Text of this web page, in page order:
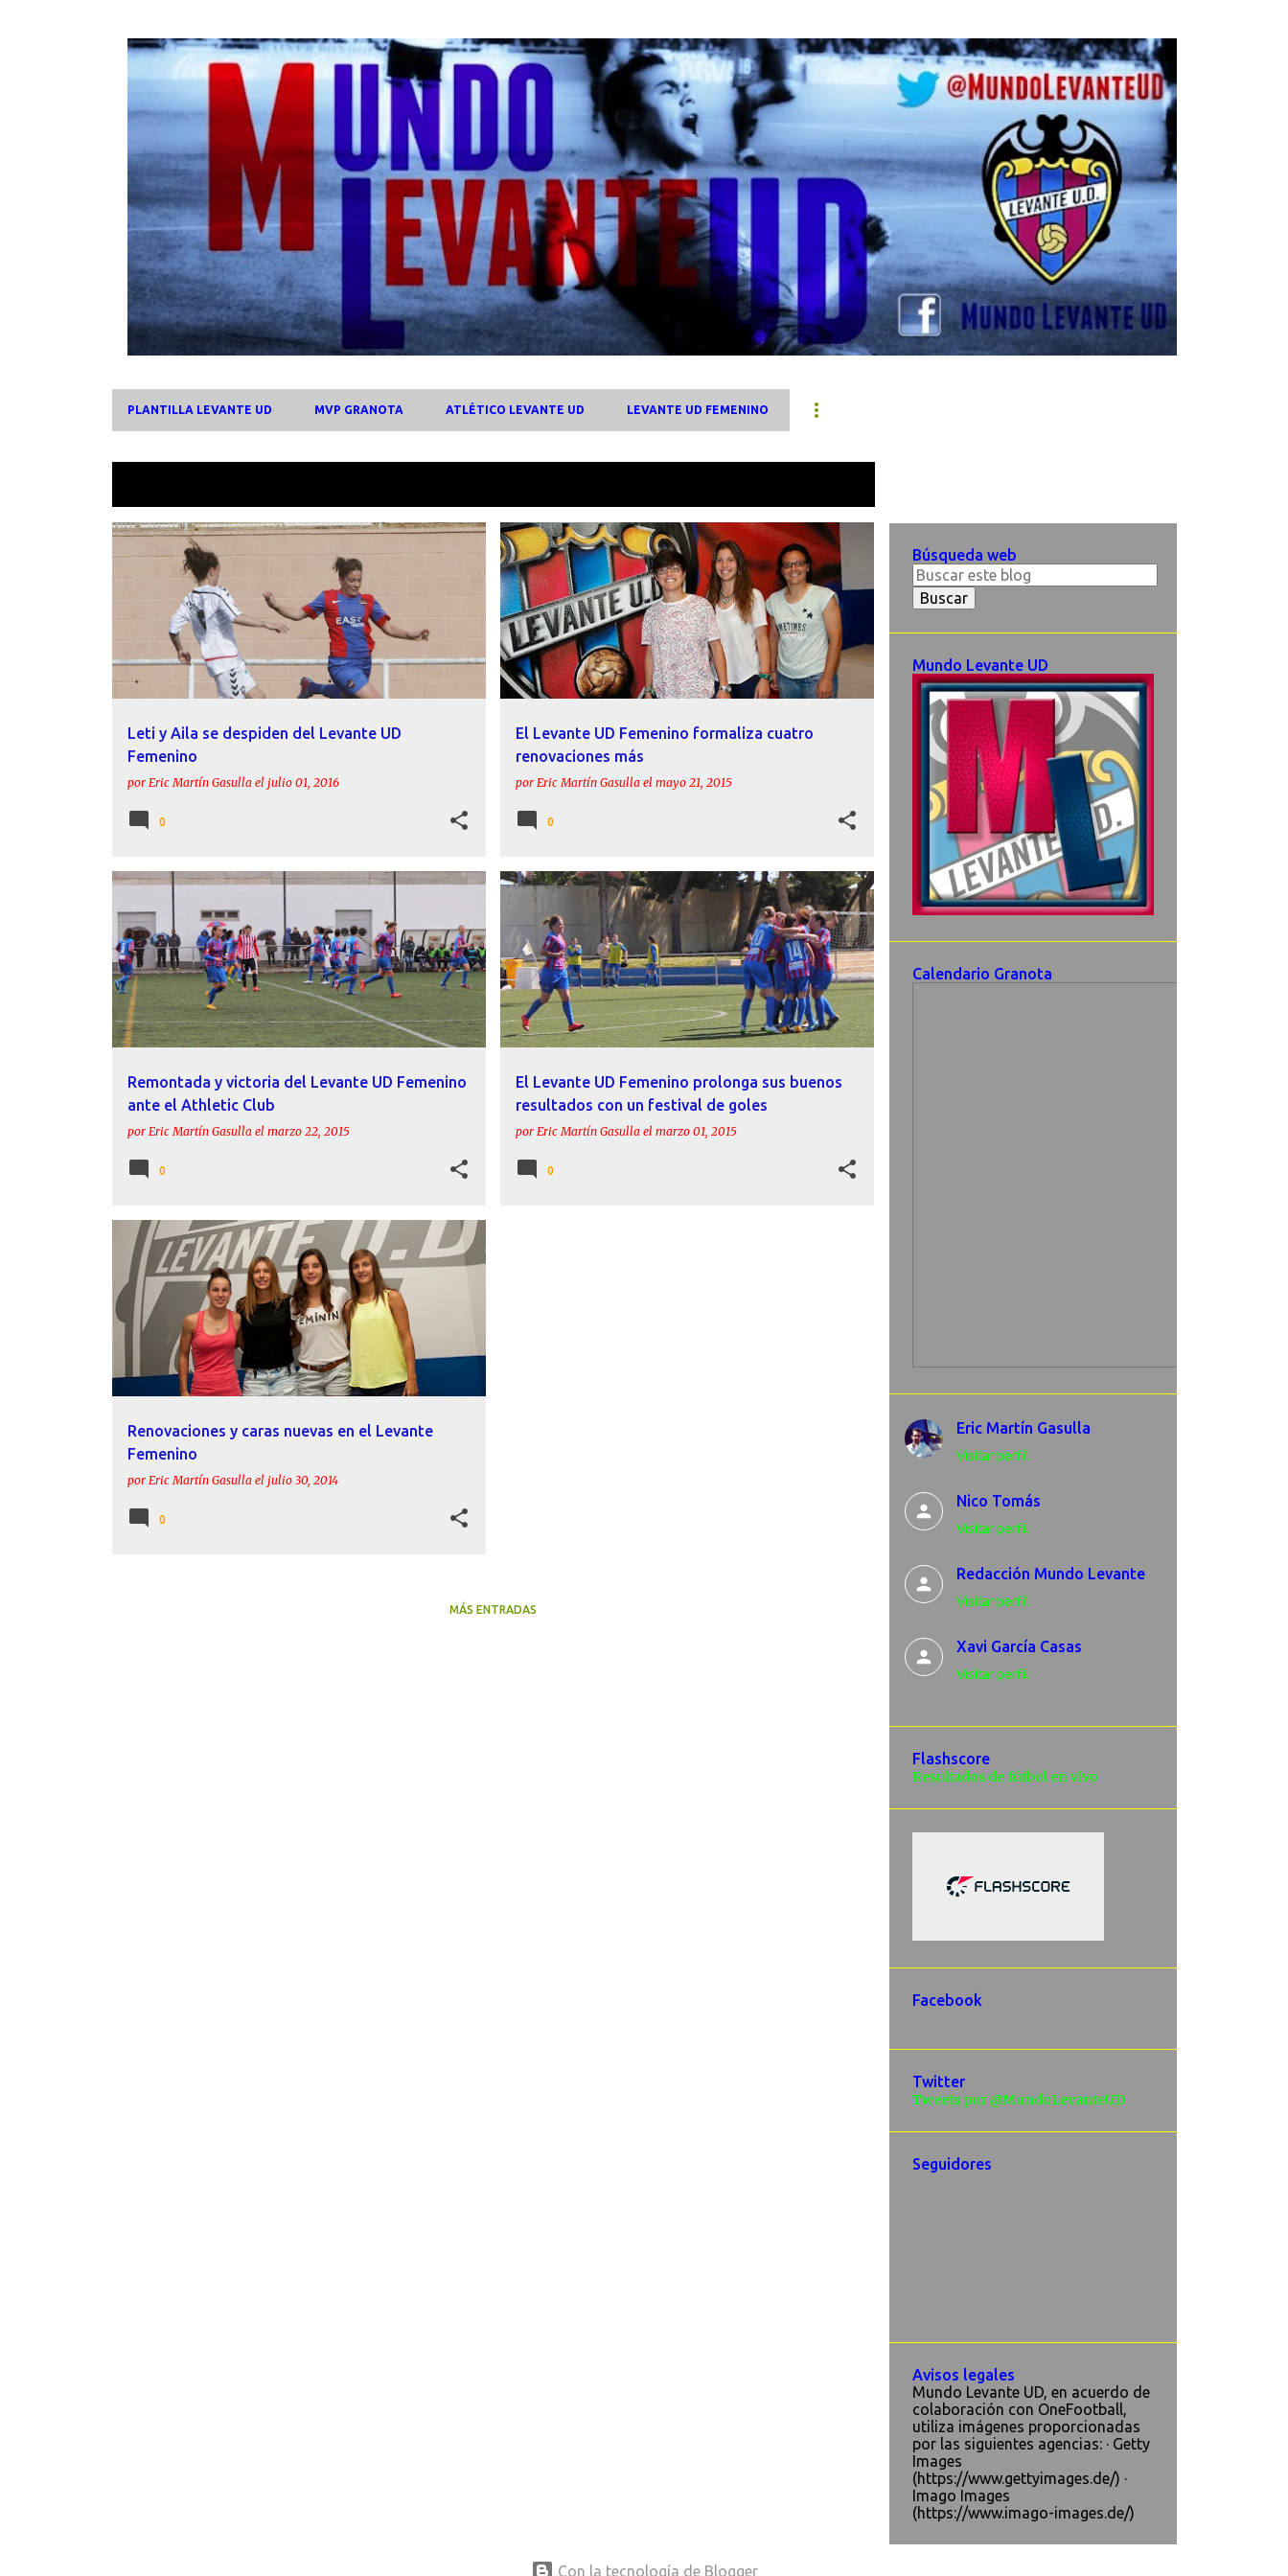
PLANTILLA LEVANTE UD MVP GRANOTA ATLÉTICO LEVANTE UD LEVANTE UD FEMENINO
E
a
d
Leti y Aila se despiden del Levante UD
Femenino
por Eric Martín Gasulla el julio 01, 2016
AILA FUSTER FICHAJES LETI LEVANTE
0
El Levante UD Femenino formaliza cuatro
renovaciones más
por Eric Martín Gasulla el mayo 21, 2015
AILA FUSTER ALBA MERINO FEMENINO FICHAJES
LAURA GUTIÉRREZ LEVANTE +
MARIVÍ
0
Remontada y victoria del Levante UD Femenino
ante el Athletic Club
por Eric Martín Gasulla el marzo 22, 2015
AILA FUSTER
CRÓNICAS FEMENINO LEVANTE +
OLGA GARCÍA
0
El Levante UD Femenino prolonga sus buenos
resultados con un festival de goles
por Eric Martín Gasulla el marzo 01, 2015
ALBA MERINO CRÓNICAS 2
0
Renovaciones y caras nuevas en el Levante
Femenino
por Eric Martín Gasulla el julio 30, 2014
AILA FUSTER FEMENINO FICHAJES LEVANTE
MARÍA MARTÍNEZ MARTA GAYÀ
0
MÁS ENTRADAS
Búsqueda web
Mundo Levante UD
Calendario Granota
Eric Martín Gasulla
Visitar perfil
Nico Tomás
Visitar perfil
Redacción Mundo Levante
Visitar perfil
Xavi García Casas
Visitar perfil
Flashscore
Resultados de fútbol en vivo
Facebook
Twitter
Tweets por @MundoLevanteUD
Seguidores
Avisos legales
Mundo Levante UD, en acuerdo de
colaboración con OneFootball,
utiliza imágenes proporcionadas
por las siguientes agencias: · Getty
Images
(https://www.gettyimages.de/) ·
Imago Images
(https://www.imago-images.de/)
Con la tecnología de Blogger